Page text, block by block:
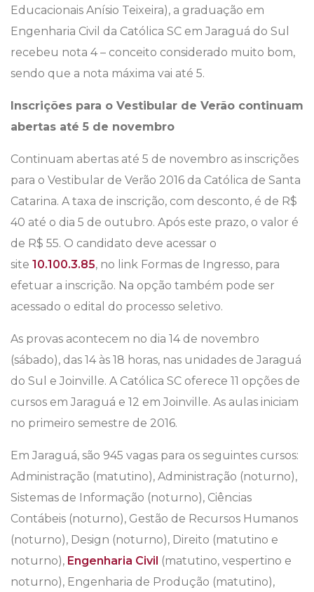
Educacionais Anísio Teixeira), a graduação em
Engenharia Civil da Católica SC em Jaraguá do Sul
recebeu nota 4 – conceito considerado muito bom,
sendo que a nota máxima vai até 5.
Inscrições para o Vestibular de Verão continuam
abertas até 5 de novembro
Continuam abertas até 5 de novembro as inscrições
para o Vestibular de Verão 2016 da Católica de Santa
Catarina. A taxa de inscrição, com desconto, é de R$
40 até o dia 5 de outubro. Após este prazo, o valor é
de R$ 55. O candidato deve acessar o
site 10.100.3.85, no link Formas de Ingresso, para
efetuar a inscrição. Na opção também pode ser
acessado o edital do processo seletivo.
As provas acontecem no dia 14 de novembro
(sábado), das 14 às 18 horas, nas unidades de Jaraguá
do Sul e Joinville. A Católica SC oferece 11 opções de
cursos em Jaraguá e 12 em Joinville. As aulas iniciam
no primeiro semestre de 2016.
Em Jaraguá, são 945 vagas para os seguintes cursos:
Administração (matutino), Administração (noturno),
Sistemas de Informação (noturno), Ciências
Contábeis (noturno), Gestão de Recursos Humanos
(noturno), Design (noturno), Direito (matutino e
noturno), Engenharia Civil (matutino, vespertino e
noturno), Engenharia de Produção (matutino),